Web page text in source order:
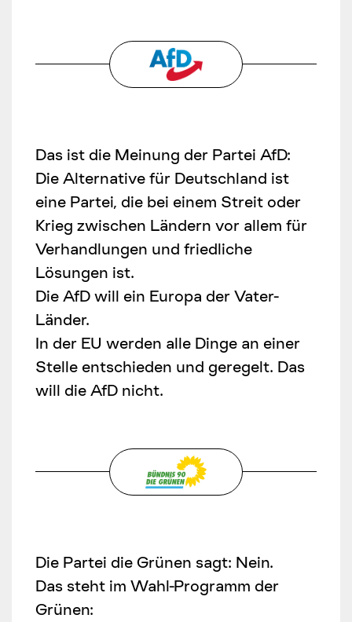
Das ist die Meinung der Partei AfD:
Die Alternative für Deutschland ist
eine Partei, die bei einem Streit oder
Krieg zwischen Ländern vor allem für
Verhandlungen und friedliche
Lösungen ist.
Die AfD will ein Europa der Vater-
Länder.
In der EU werden alle Dinge an einer
Stelle entschieden und geregelt. Das
will die AfD nicht.
Die Partei die Grünen sagt: Nein.
Das steht im Wahl-Programm der
Grünen: